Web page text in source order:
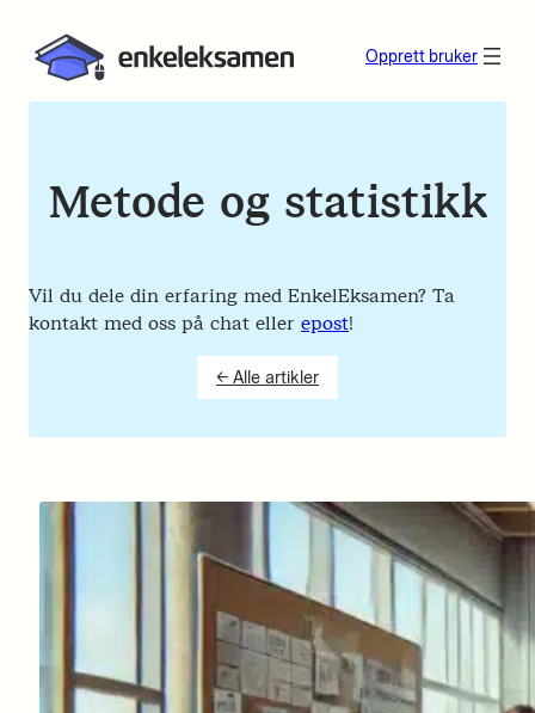
Opprett bruker
Metode og statistikk
Vil du dele din erfaring med EnkelEksamen? Ta
kontakt med oss på chat eller epost!
← Alle artikler